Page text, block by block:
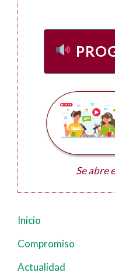
Se abre
Navegación
principal
Inicio
Compromiso
Actualidad